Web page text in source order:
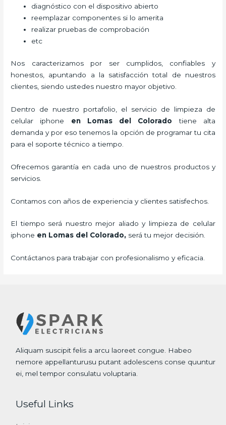
diagnóstico con el dispositivo abierto
reemplazar componentes si lo amerita
realizar pruebas de comprobación
etc
Nos caracterizamos por ser cumplidos, confiables y
honestos, apuntando a la satisfacción total de nuestros
clientes, siendo ustedes nuestro mayor objetivo.
Dentro de nuestro portafolio, el servicio de limpieza de
celular iphone en Lomas del Colorado tiene alta
demanda y por eso tenemos la opción de programar tu cita
para el soporte técnico a tiempo.
Ofrecemos garantía en cada uno de nuestros productos y
servicios.
Contamos con años de experiencia y clientes satisfechos.
El tiempo será nuestro mejor aliado y limpieza de celular
iphone en Lomas del Colorado, será tu mejor decisión.
Contáctanos para trabajar con profesionalismo y eficacia.
Aliquam suscipit felis a arcu laoreet congue. Habeo
nemore appellanturusu putant adolescens conse quuntur
ei, mel tempor consulatu voluptaria.
Useful Links